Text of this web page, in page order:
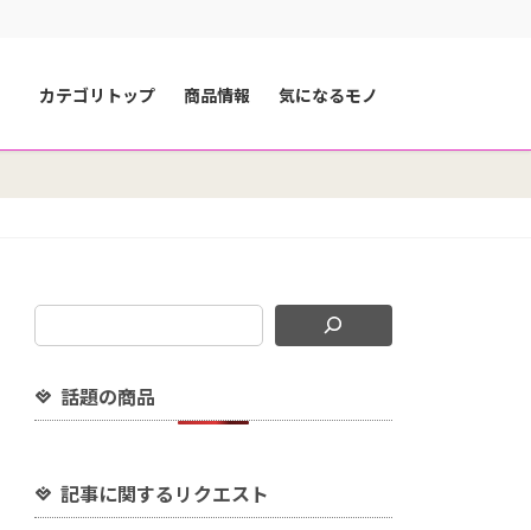
カテゴリトップ 商品情報 気になるモノ
話題の商品
記事に関するリクエスト